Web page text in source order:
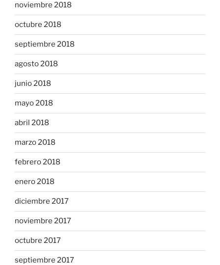
noviembre 2018
octubre 2018
septiembre 2018
agosto 2018
junio 2018
mayo 2018
abril 2018
marzo 2018
febrero 2018
enero 2018
diciembre 2017
noviembre 2017
octubre 2017
septiembre 2017